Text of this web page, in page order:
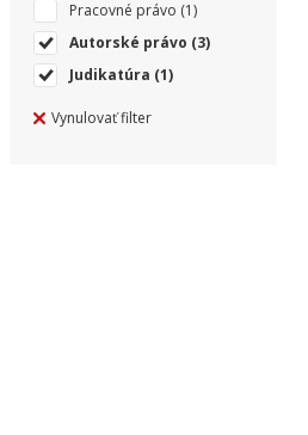
Pracovné právo (1)
Autorské právo (3)
Judikatúra (1)
Vynulovať filter